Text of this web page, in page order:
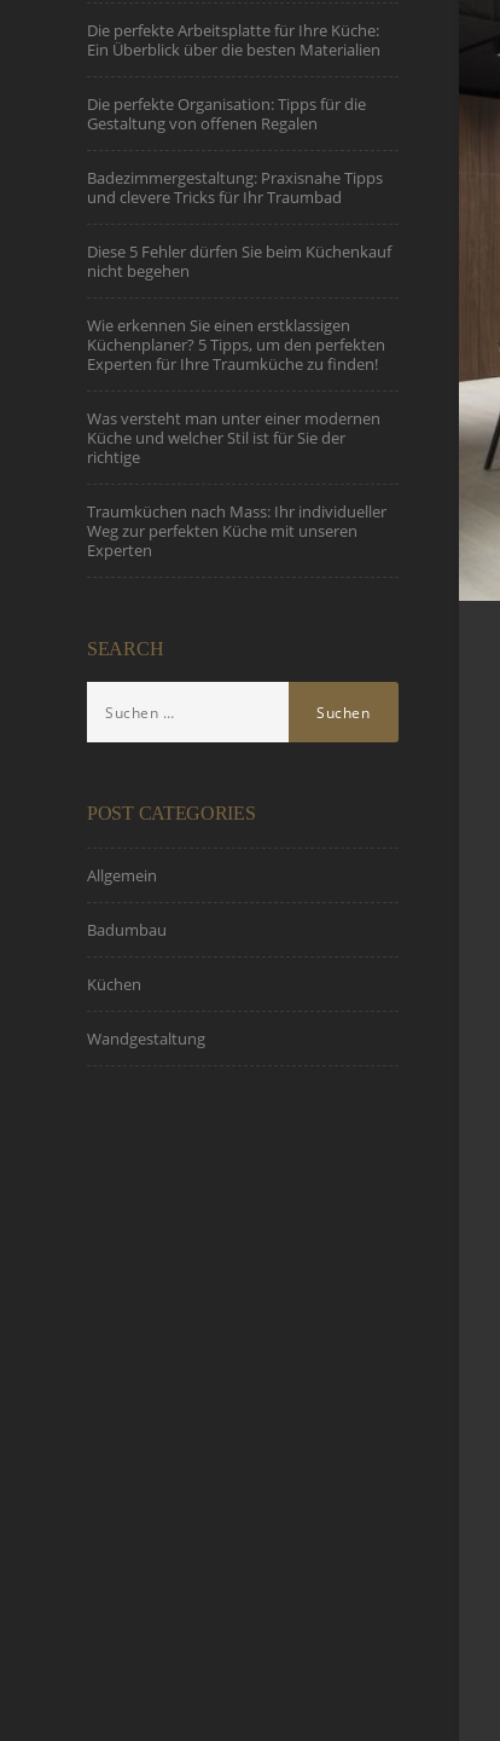
Die perfekte Arbeitsplatte für Ihre Küche:
Ein Überblick über die besten Materialien
Die perfekte Organisation: Tipps für die
Gestaltung von offenen Regalen
Badezimmergestaltung: Praxisnahe Tipps
und clevere Tricks für Ihr Traumbad
Diese 5 Fehler dürfen Sie beim Küchenkauf
nicht begehen
Wie erkennen Sie einen erstklassigen
Küchenplaner? 5 Tipps, um den perfekten
Experten für Ihre Traumküche zu finden!
Was versteht man unter einer modernen
Küche und welcher Stil ist für Sie der
richtige
Traumküchen nach Mass: Ihr individueller
Weg zur perfekten Küche mit unseren
Experten
SEARCH
POST CATEGORIES
Allgemein
Badumbau
Küchen
Wandgestaltung